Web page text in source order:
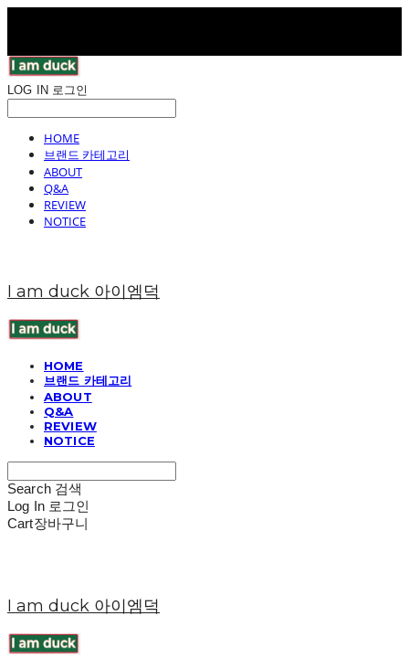
LOG IN 로그인
HOME
브랜드 카테고리
ABOUT
Q&A
REVIEW
NOTICE
I am duck 아이엠덕
HOME
브랜드 카테고리
ABOUT
Q&A
REVIEW
NOTICE
Search 검색
Log In 로그인
Cart장바구니
I am duck 아이엠덕